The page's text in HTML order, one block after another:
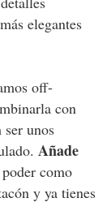
elegantes
off-
con
unos
Añade
como
y ya tienes